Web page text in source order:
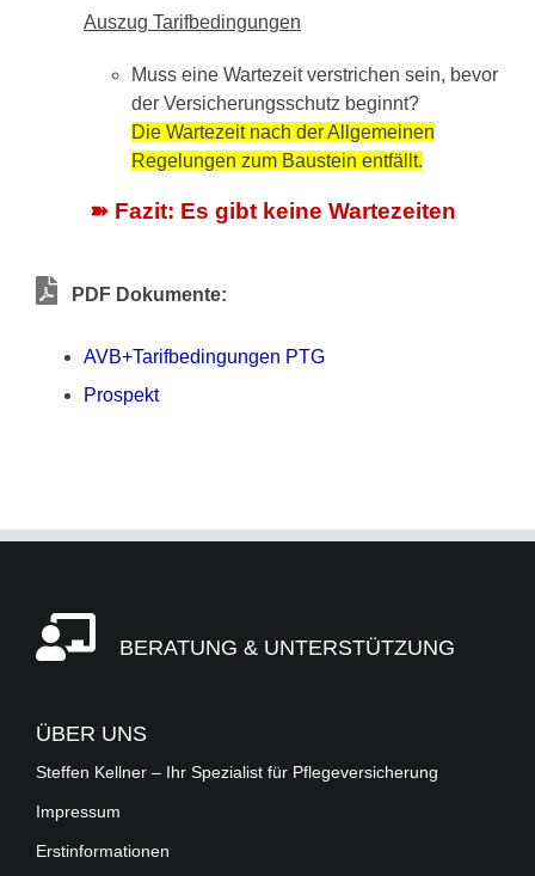
Auszug Tarifbedingungen
Muss eine Wartezeit verstrichen sein, bevor
der Versicherungsschutz beginnt?
Die Wartezeit nach der Allgemeinen
Regelungen zum Baustein entfällt.
➽ Fazit: Es gibt keine Wartezeiten
PDF Dokumente:
AVB+Tarifbedingungen PTG
Prospekt
BERATUNG & UNTERSTÜTZUNG
ÜBER UNS
Steffen Kellner – Ihr Spezialist für Pflegeversicherung
Impressum
Erstinformationen